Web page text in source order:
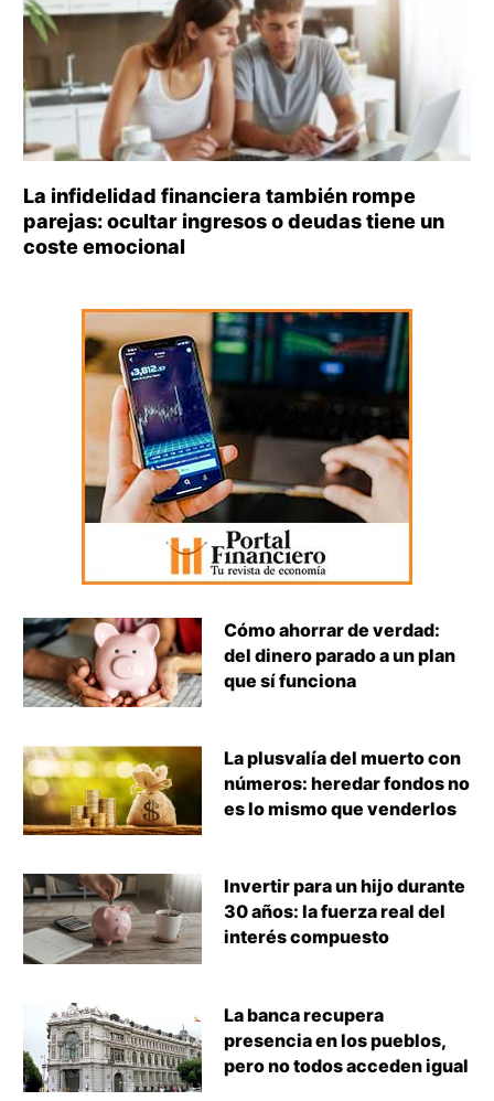
La infidelidad financiera también rompe
parejas: ocultar ingresos o deudas tiene un
coste emocional
Cómo ahorrar de verdad:
del dinero parado a un plan
que sí funciona
La plusvalía del muerto con
números: heredar fondos no
es lo mismo que venderlos
Invertir para un hijo durante
30 años: la fuerza real del
interés compuesto
La banca recupera
presencia en los pueblos,
pero no todos acceden igual